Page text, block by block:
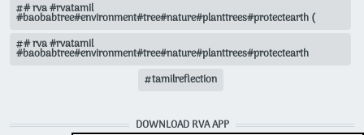
# rva #rvatamil
#baobabtree#environment#tree#nature#planttrees#protectearth (
# rva #rvatamil
#baobabtree#environment#tree#nature#planttrees#protectearth
tamilreflection
DOWNLOAD RVA APP